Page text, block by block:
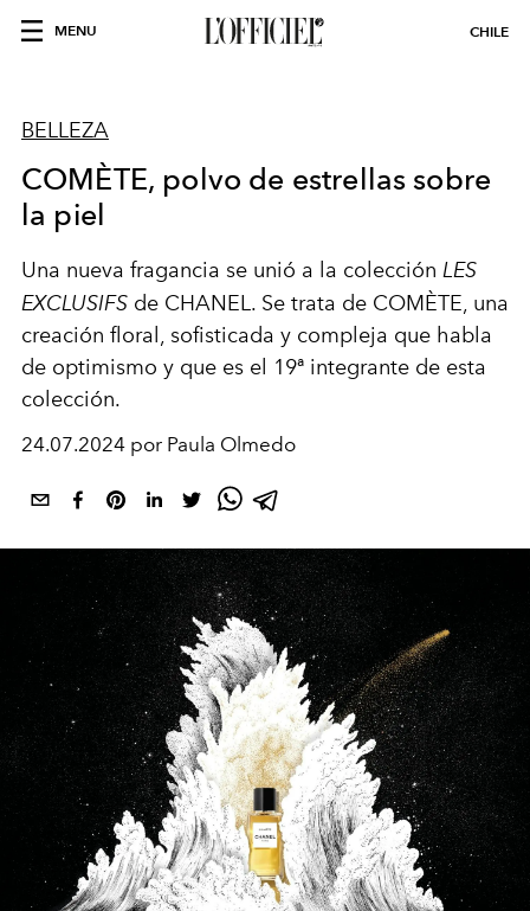
MENU CHILE
BELLEZA
COMÈTE, polvo de estrellas sobre
la piel
Una nueva fragancia se unió a la colección LES
EXCLUSIFS de CHANEL. Se trata de COMÈTE, una
creación floral, sofisticada y compleja que habla
de optimismo y que es el 19ª integrante de esta
colección.
24.07.2024 por Paula Olmedo